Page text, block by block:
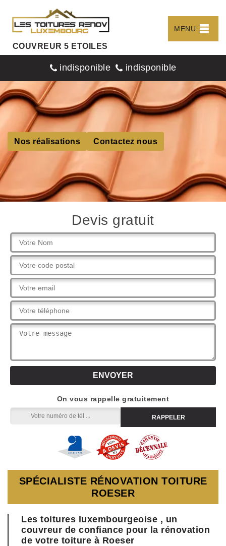
COUVREUR 5 ETOILES
MENU
indisponible indisponible
Nos réalisations Contactez nous
Devis gratuit
On vous rappelle gratuitement
SPÉCIALISTE RÉNOVATION TOITURE
ROESER
Les toitures luxembourgeoise , un
couvreur de confiance pour la rénovation
de votre toiture à Roeser